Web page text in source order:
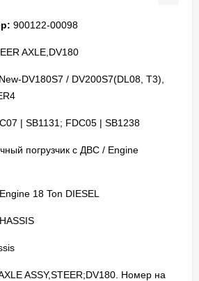
900122-00098
AXLE,DV180
New-DV180S7 / DV200S7(DL08, T3),
| SB1131; FDC05 | SB1238
погрузчик с ДВС / Engine
Engine 18 Ton DIESEL
ASSY,STEER;DV180. Номер на